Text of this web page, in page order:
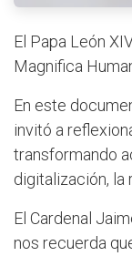
El Papa León
Magnifica
En este
invitó a
transformando
digitalización, la
El Cardenal
nos recuerda